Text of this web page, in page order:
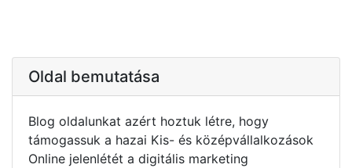
Oldal bemutatása
Blog oldalunkat azért hoztuk létre, hogy
támogassuk a hazai Kis- és középvállalkozások
Online jelenlétét a digitális marketing